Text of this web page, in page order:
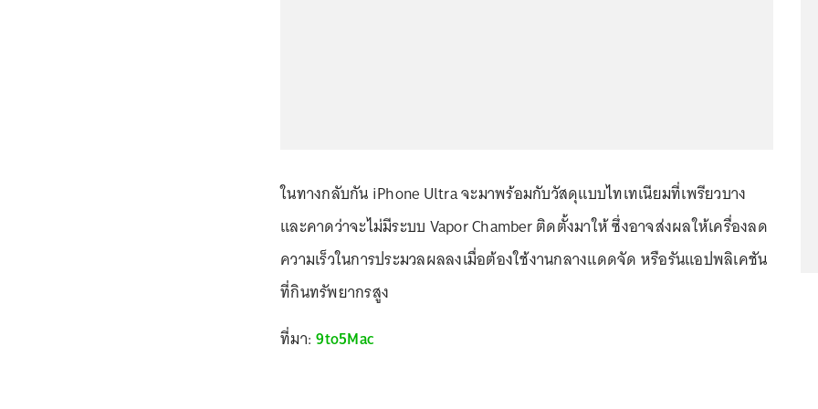
ในทางกลับกัน iPhone Ultra จะมาพร้อมกับวัสดุแบบไทเทเนียมที่เพรียวบาง
และคาดว่าจะไม่มีระบบ Vapor Chamber ติดตั้งมาให้ ซึ่งอาจส่งผลให้เครื่องลด
ความเร็วในการประมวลผลลงเมื่อต้องใช้งานกลางแดดจัด หรือรันแอปพลิเคชัน
ที่กินทรัพยากรสูง
ที่มา:9to5Mac